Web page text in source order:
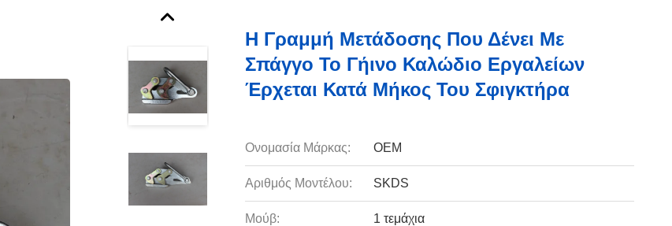
Η Γραμμή Μετάδοσης Που Δένει Με
Σπάγγο Το Γήινο Καλώδιο Εργαλείων
Έρχεται Κατά Μήκος Του Σφιγκτήρα
Ονομασία Μάρκας: OEM
Αριθμός Μοντέλου: SKDS
Μούβ: 1 τεμάχια